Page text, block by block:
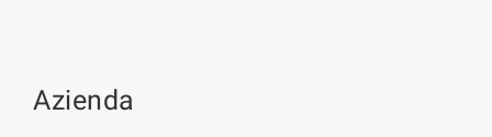
Azienda